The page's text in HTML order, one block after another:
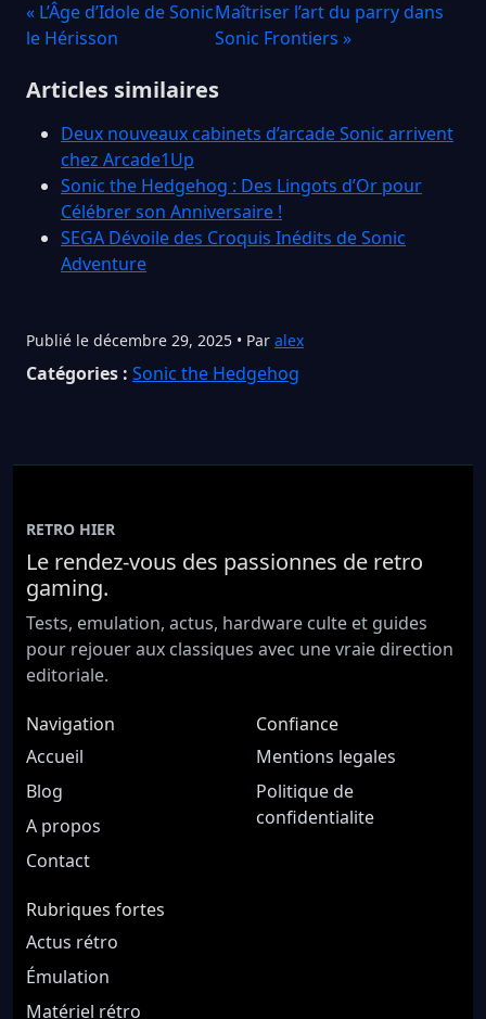
« L’Âge d’Idole de Sonic
le Hérisson
Maîtriser l’art du parry dans
Sonic Frontiers »
Articles similaires
Deux nouveaux cabinets d’arcade Sonic arrivent
chez Arcade1Up
Sonic the Hedgehog : Des Lingots d’Or pour
Célébrer son Anniversaire !
SEGA Dévoile des Croquis Inédits de Sonic
Adventure
Publié le décembre 29, 2025 • Par alex
Catégories : Sonic the Hedgehog
RETRO HIER
Le rendez-vous des passionnes de retro
gaming.
Tests, emulation, actus, hardware culte et guides
pour rejouer aux classiques avec une vraie direction
editoriale.
Navigation
Accueil
Blog
A propos
Contact
Confiance
Mentions legales
Politique de
confidentialite
Rubriques fortes
Actus rétro
Émulation
Matériel rétro